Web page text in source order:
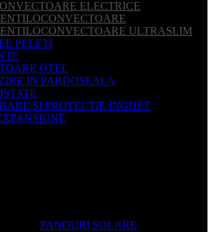
ELECTRICE
ULTRASLIM
PELETI
OTEL
IN PARDOSEALA
SI PROTECTIE INGHET
PANOURI SOLARE